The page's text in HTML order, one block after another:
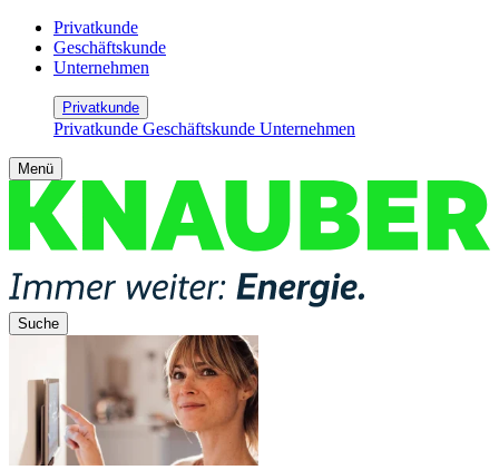
Privatkunde
Geschäftskunde
Unternehmen
Privatkunde
Privatkunde Geschäftskunde Unternehmen
Menü
Suche